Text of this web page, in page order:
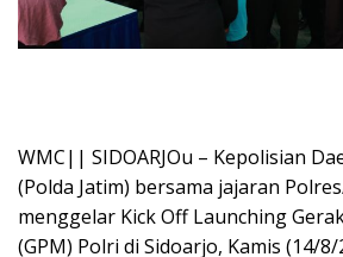
WMC|| SIDOARJOu – Kepolisian
(Polda Jatim) bersama jajaran
menggelar Kick Off Launching
(GPM) Polri di Sidoarjo, Kamis (14/8/